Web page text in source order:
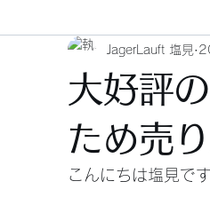
バイクイベント 無題のカテ
大好評
ため売
JagerLauft 塩見
こんにちは塩見です